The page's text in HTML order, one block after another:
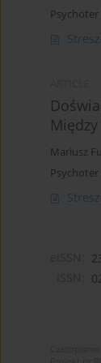
Psychoter
Mariusz
Psychoter